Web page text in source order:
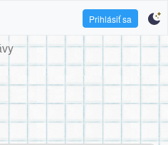
Prihlásiť sa